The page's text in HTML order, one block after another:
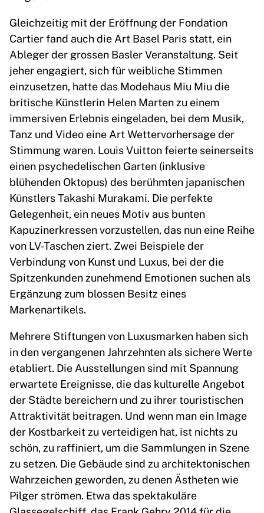
Gleichzeitig mit der Eröffnung der Fondation
Cartier fand auch die Art Basel Paris statt, ein
Ableger der grossen Basler Veranstaltung. Seit
jeher engagiert, sich für weibliche Stimmen
einzusetzen, hatte das Modehaus Miu Miu die
britische Künstlerin Helen Marten zu einem
immersiven Erlebnis eingeladen, bei dem Musik,
Tanz und Video eine Art Wettervorhersage der
Stimmung waren. Louis Vuitton feierte seinerseits
einen psychedelischen Garten (inklusive
blühenden Oktopus) des berühmten japanischen
Künstlers Takashi Murakami. Die perfekte
Gelegenheit, ein neues Motiv aus bunten
Kapuzinerkressen vorzustellen, das nun eine Reihe
von LV-Taschen ziert. Zwei Beispiele der
Verbindung von Kunst und Luxus, bei der die
Spitzenkunden zunehmend Emotionen suchen als
Ergänzung zum blossen Besitz eines
Markenartikels.
Mehrere Stiftungen von Luxusmarken haben sich
in den vergangenen Jahrzehnten als sichere Werte
etabliert. Die Ausstellungen sind mit Spannung
erwartete Ereignisse, die das kulturelle Angebot
der Städte bereichern und zu ihrer touristischen
Attraktivität beitragen. Und wenn man ein Image
der Kostbarkeit zu verteidigen hat, ist nichts zu
schön, zu raffiniert, um die Sammlungen in Szene
zu setzen. Die Gebäude sind zu architektonischen
Wahrzeichen geworden, zu denen Ästheten wie
Pilger strömen. Etwa das spektakuläre